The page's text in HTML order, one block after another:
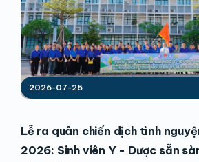
2026-07-25
Lễ ra quân chiến dịch tình
2026: Sinh viên Y - Dược sẵn